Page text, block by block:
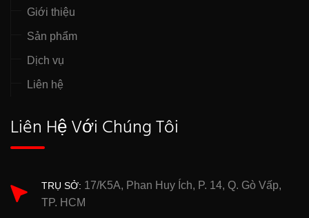
Giới thiệu
Sản phẩm
Dịch vụ
Liên hệ
Liên Hệ Với Chúng Tôi
TRỤ SỞ: 17/K5A, Phan Huy Ích, P. 14, Q. Gò Vấp,
TP. HCM